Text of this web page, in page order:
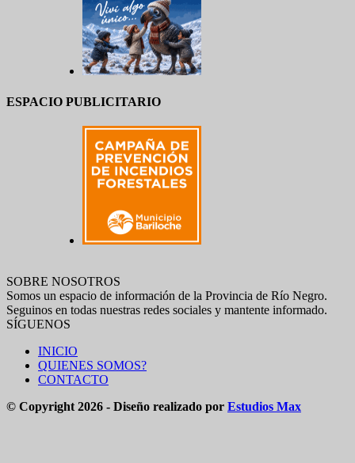
ESPACIO PUBLICITARIO
SOBRE NOSOTROS
Somos un espacio de información de la Provincia de Río Negro.
Seguinos en todas nuestras redes sociales y mantente informado.
SÍGUENOS
INICIO
QUIENES SOMOS?
CONTACTO
© Copyright 2026 - Diseño realizado por Estudios Max